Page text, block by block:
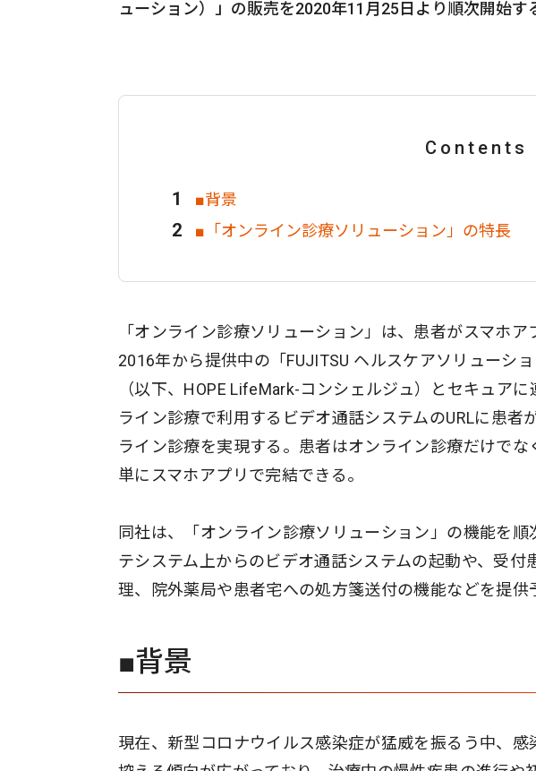
ューション）」の販売を2020年11月25日より順次開始す
Contents
■背景
■「オンライン診療ソリューション」の特長
「オンライン診療ソリューション」は、患者がスマホ
2016年から提供中の「FUJITSU ヘルスケアソリューシ
（以下、HOPE LifeMark-コンシェルジュ）とセキュア
ライン診療で利用するビデオ通話システムのURLに患者
ライン診療を実現する。患者はオンライン診療だけで
単にスマホアプリで完結できる。
同社は、「オンライン診療ソリューション」の機能を
テシステム上からのビデオ通話システムの起動や、受
理、院外薬局や患者宅への処方箋送付の機能などを提供
■背景
現在、新型コロナウイルス感染症が猛威を振るう中、